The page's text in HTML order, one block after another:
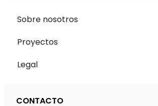
Sobre nosotros
Proyectos
Legal
CONTACTO